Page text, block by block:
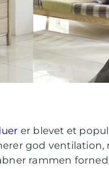
er blevet et
god
rammen